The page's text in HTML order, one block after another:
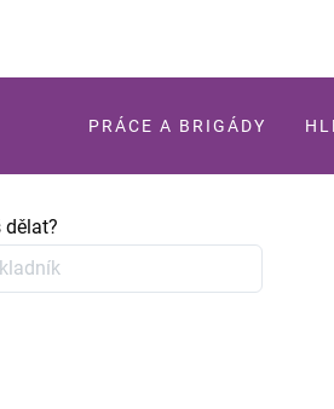
PRÁCE A BRIGÁDY
dělat?